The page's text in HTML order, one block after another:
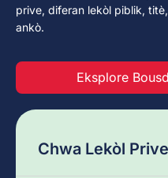
prive, diferan lekòl piblik,
ankò.
Eksplore
Chwa Lekòl Prive